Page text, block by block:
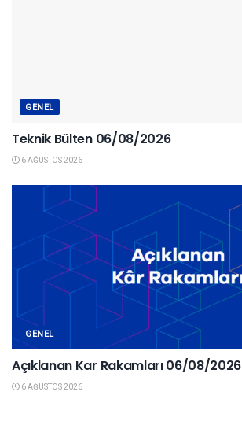
GENEL
Teknik Bülten 06/08/2026
6 AĞUSTOS 2026
GENEL
Açıklanan Kar Rakamları 06/08/2026
6 AĞUSTOS 2026